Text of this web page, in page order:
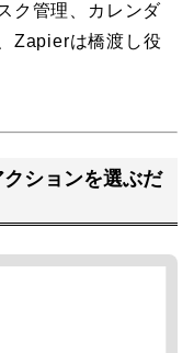
ク管理、カレンダ
Zapierは橋渡し役
ションを選ぶだ